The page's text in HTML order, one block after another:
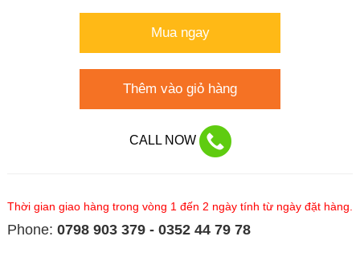
Mua ngay
Thêm vào giỏ hàng
CALL NOW
Thời gian giao hàng trong vòng 1 đến 2 ngày tính từ ngày đặt hàng.
Phone: 0798 903 379 - 0352 44 79 78